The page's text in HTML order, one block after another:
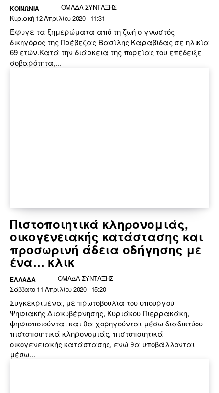
ΚΟΙΝΩΝΙΑ ΟΜΑΔΑ ΣΥΝΤΑΞΗΣ -
Κυριακή 12 Απριλίου 2020 - 11:31
Έφυγε τα ξημερώματα από τη ζωή ο γνωστός
δικηγόρος της Πρέβεζας Βασίλης Καραβίδας σε ηλικία
69 ετών.Κατά την διάρκεια της πορείας του επέδειξε
σοβαρότητα,...
Πιστοποιητικά κληρονομιάς,
οικογενειακής κατάστασης και
προσωρινή άδεια οδήγησης με
ένα… κλικ
ΕΛΛΆΔΑ ΟΜΑΔΑ ΣΥΝΤΑΞΗΣ -
Σάββατο 11 Απριλίου 2020 - 15:20
Συγκεκριμένα, με πρωτοβουλία του υπουργού
Ψηφιακής Διακυβέρνησης, Κυριάκου Πιερρακάκη,
ψηφιοποιούνται και θα χορηγούνται μέσω διαδικτύου
πιστοποιητικά κληρονομιάς, πιστοποιητικά
οικογενειακής κατάστασης, ενώ θα υποβάλλονται
μέσω...